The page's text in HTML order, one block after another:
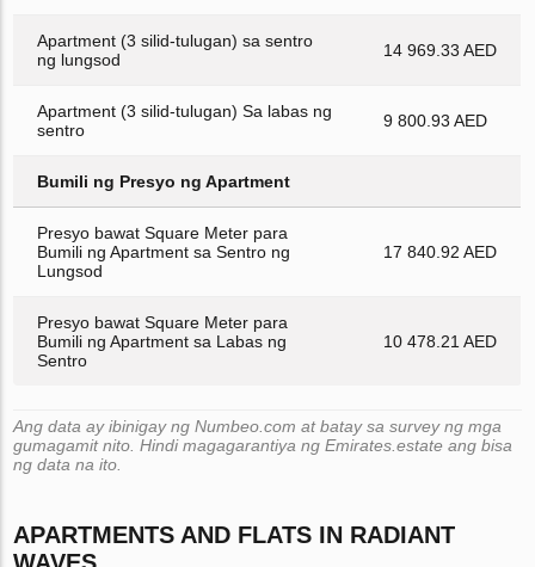
Apartment (3 silid-tulugan) sa sentro
ng lungsod
14 969.33 AED
Apartment (3 silid-tulugan) Sa labas ng
sentro
9 800.93 AED
Bumili ng Presyo ng Apartment
Presyo bawat Square Meter para
Bumili ng Apartment sa Sentro ng
Lungsod
17 840.92 AED
Presyo bawat Square Meter para
Bumili ng Apartment sa Labas ng
Sentro
10 478.21 AED
Ang data ay ibinigay ng Numbeo.com at batay sa survey ng mga
gumagamit nito. Hindi magagarantiya ng Emirates.estate ang bisa
ng data na ito.
APARTMENTS AND FLATS IN RADIANT